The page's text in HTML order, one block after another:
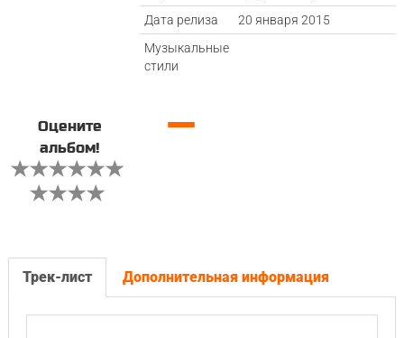
Дата релиза
20 января 2015
Музыкальные
стили
Оцените
альбом!
—
Трек-лист Дополнительная информация